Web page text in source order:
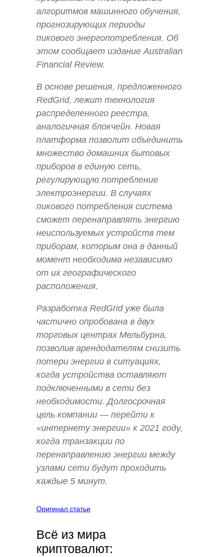
алгоритмов машинного обучения,
прогнозирующих периоды
пикового энергопотребления. Об
этом сообщает издание Australian
Financial Review.
В основе решения, предложенного
RedGrid, лежит технология
распределенного реестра,
аналогичная блокчейн. Новая
платформа позволит объединить
множество домашних бытовых
приборов в единую сеть,
регулирующую потребление
электроэнергии. В случаях
пикового потребления система
сможет перенаправлять энергию
неиспользуемых устройств тем
приборам, которым она в данный
момент необходима независимо
от их географического
расположения.
Разработка RedGrid уже была
частично опробована в двух
торговых центрах Мельбурна,
позволив арендодателям снизить
потери энергии в ситуациях,
когда устройства оставляют
подключенными в сети без
необходимости. Долгосрочная
цель компании — перейти к
«интернету энергии» к 2021 году,
когда транзакции по
перенаправлению энергии между
узлами сети будут проходить
каждые 5 минут.
Оригинал статьи
Всё из мира
криптовалют: